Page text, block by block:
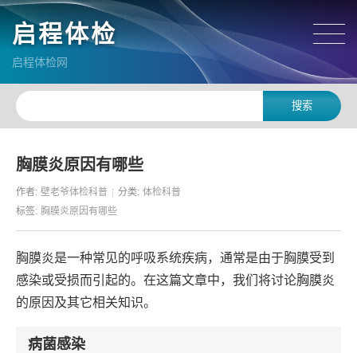
启程体检
启程体检网
胸膜炎原因有哪些
作者: 壁老爷体检科普 分类: 体检科普
标签: 胸膜炎原因有哪些
胸膜炎是一种常见的呼吸系统疾病，通常是由于胸膜受到
感染或受损而引起的。在这篇文章中，我们将讨论胸膜炎
的原因及其它相关知识。
病菌感染